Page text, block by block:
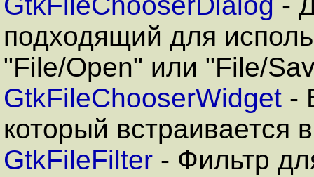
подходящий для
"File/Open" или "File/
GtkFileChooserWidget -
который встраивается
GtkFileFilter - Фильтр